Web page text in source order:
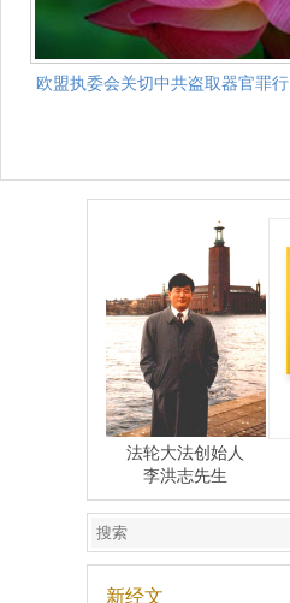
欧盟执委会关切中共盗取器官罪行
法轮大法创始人
李洪志先生
新经文